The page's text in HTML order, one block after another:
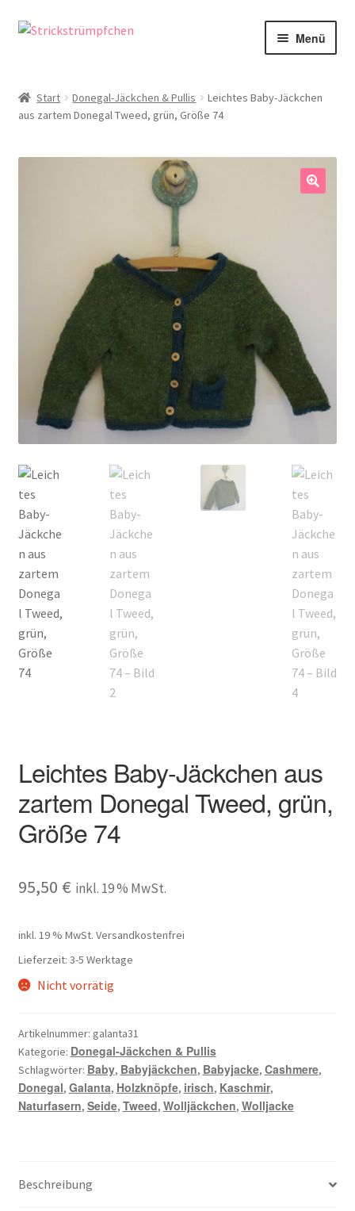
Zur
Zum
Menü
Babysöckchen
Donegal-Jäckchen & Pullis
Über Strickstrümpfchen
Kontakt
Start Donegal-Jäckchen & Pullis
Leichtes Baby-Jäckchen
aus zartem Donegal Tweed, grün, Größe 74
Leichtes Baby-Jäckchen aus
zartem Donegal Tweed, grün,
Größe 74
95,50 € inkl. 19 % MwSt.
inkl. 19 % MwSt. Versandkostenfrei
Lieferzeit: 3-5 Werktage
Nicht vorrätig
Artikelnummer: galanta31
Kategorie: Donegal-Jäckchen & Pullis
Schlagwörter: Baby, Babyjäckchen, Babyjacke, Cashmere,
Donegal, Galanta, Holzknöpfe, irisch, Kaschmir,
Naturfasern, Seide, Tweed, Wolljäckchen, Wolljacke
Beschreibung